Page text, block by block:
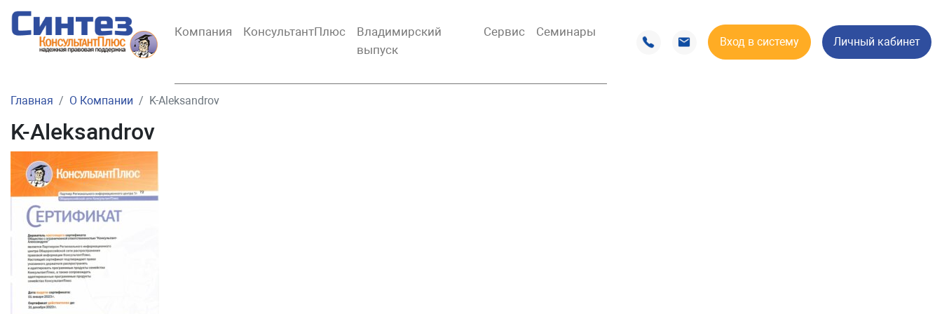
Компания КонсультантПлюс
Владимирский
выпуск
Сервис Семинары
Вход в систему Личный кабинет
Главная О Компании K-Aleksandrov
K-Aleksandrov